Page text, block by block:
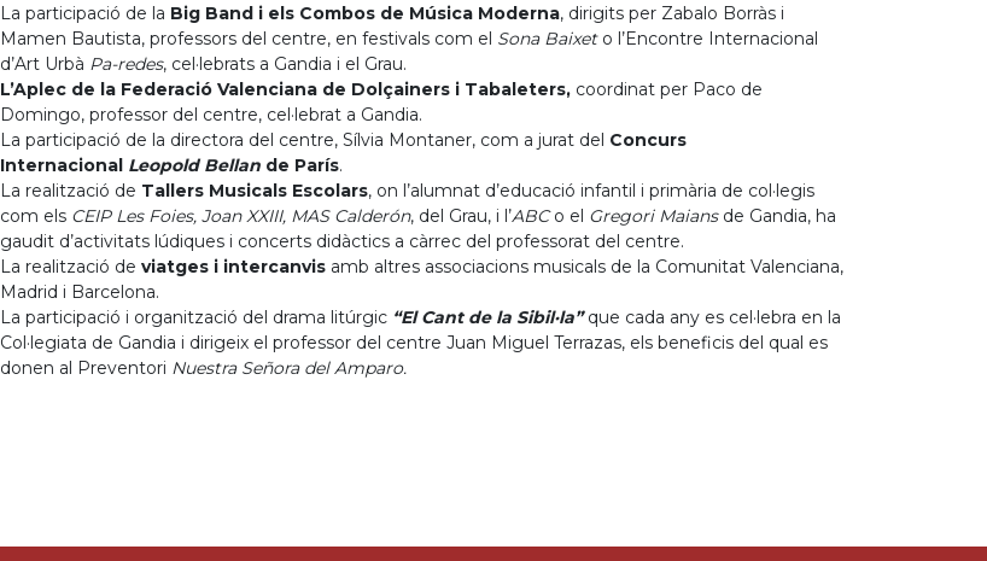
La participació de la Big Band i els Combos de Música Moderna, dirigits per Zabalo Borràs i
Mamen Bautista, professors del centre, en festivals com el Sona Baixeto l’Encontre Internacional
d’Art Urbà Pa-redes, cel·lebrats a Gandia i el Grau.
L’Aplec de la Federació Valenciana de Dolçainers i Tabaleters, coordinat per Paco de
Domingo, professor del centre, cel·lebrat a Gandia.
La participació de la directora del centre, Sílvia Montaner, com a jurat del Concurs
Internacional Leopold Bellan de París.
La realització de Tallers Musicals Escolars, on l’alumnat d’educació infantil i primària de col·legis
com els CEIP Les Foies, Joan XXIII, MAS Calderón, del Grau, i l’ABCo el Gregori Maiansde Gandia, ha
gaudit d’activitats lúdiques i concerts didàctics a càrrec del professorat del centre.
La realització de viatges i intercanvis amb altres associacions musicals de la Comunitat Valenciana,
Madrid i Barcelona.
La participació i organització del drama litúrgic “El Cant de la Sibil·la”que cada any es cel·lebra en la
Col·legiata de Gandia i dirigeix el professor del centre Juan Miguel Terrazas, els beneficis del qual es
donen al Preventori Nuestra Señora del Amparo.